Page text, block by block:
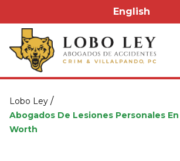
English
Lobo Ley /
Abogados De Lesiones Personales
Worth